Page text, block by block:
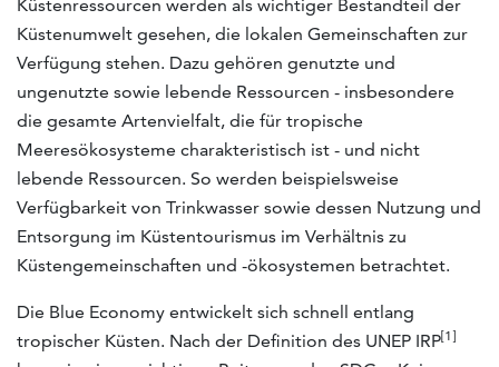
Küstenressourcen werden als wichtiger Bestandteil der
Küstenumwelt gesehen, die lokalen Gemeinschaften zur
Verfügung stehen. Dazu gehören genutzte und
ungenutzte sowie lebende Ressourcen - insbesondere
die gesamte Artenvielfalt, die für tropische
Meeresökosysteme charakteristisch ist - und nicht
lebende Ressourcen. So werden beispielsweise
Verfügbarkeit von Trinkwasser sowie dessen Nutzung und
Entsorgung im Küstentourismus im Verhältnis zu
Küstengemeinschaften und -ökosystemen betrachtet.
Die Blue Economy entwickelt sich schnell entlang
tropischer Küsten. Nach der Definition des UNEP IRP[1]